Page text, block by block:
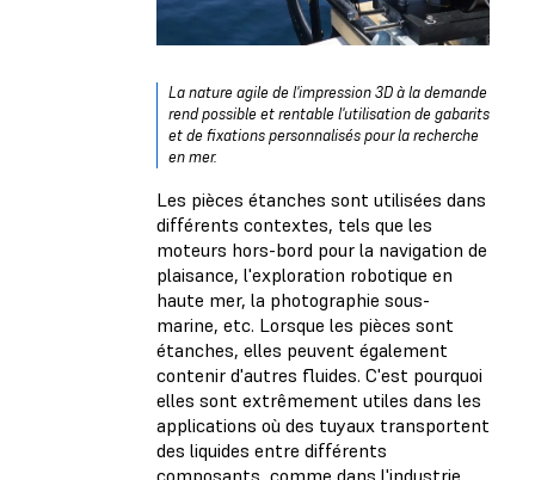
La nature agile de l'impression 3D à la demande
rend possible et rentable l'utilisation de gabarits
et de fixations personnalisés pour la recherche
en mer.
Les pièces étanches sont utilisées dans
différents contextes, tels que les
moteurs hors-bord pour la navigation de
plaisance, l'exploration robotique en
haute mer, la photographie sous-
marine, etc. Lorsque les pièces sont
étanches, elles peuvent également
contenir d'autres fluides. C'est pourquoi
elles sont extrêmement utiles dans les
applications où des tuyaux transportent
des liquides entre différents
composants, comme dans l'industrie